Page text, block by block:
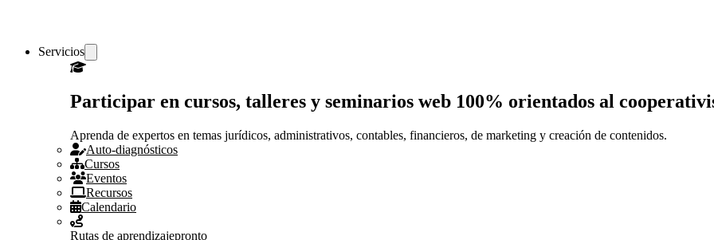
Servicios
Participar en cursos, talleres y seminarios web 100% orientados al
Aprenda de expertos en temas jurídicos, administrativos, contables, financieros, de marketing y creación de contenidos.
Auto-diagnósticos
Cursos
Eventos
Recursos
Calendario
Rutas de aprendizajepronto